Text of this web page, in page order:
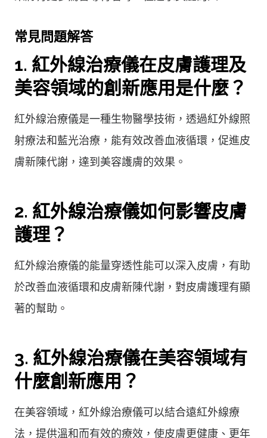
常見問題解答
1. 紅外線治療儀在皮膚護理及
美容領域的創新應用是什麼？
紅外線治療儀是一種生物醫學技術，透過紅外線照
射療法和藍光治療，能有效改善血液循環，促進皮
膚新陳代謝，達到美容護膚的效果。
2. 紅外線治療儀如何影響皮膚
護理？
紅外線治療儀的能量穿透性能可以深入皮膚，有助
於改善血液循環和皮膚新陳代謝，對皮膚護理有顯
著的幫助。
3. 紅外線治療儀在美容領域有
什麼創新應用？
在美容領域，紅外線治療儀可以結合遠紅外線療
法，提供溫和而有效的療效，使皮膚更健康、更年